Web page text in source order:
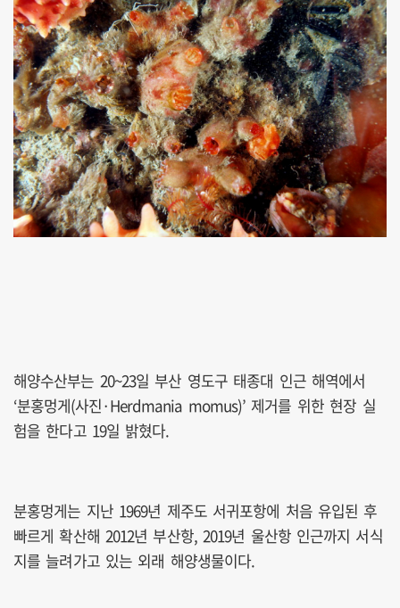
해양수산부는 20~23일 부산 영도구 태종대 인근 해역에서
‘분홍멍게(사진·Herdmania momus)’ 제거를 위한 현장 실
험을 한다고 19일 밝혔다.
분홍멍게는 지난 1969년 제주도 서귀포항에 처음 유입된 후
빠르게 확산해 2012년 부산항, 2019년 울산항 인근까지 서식
지를 늘려가고 있는 외래 해양생물이다.